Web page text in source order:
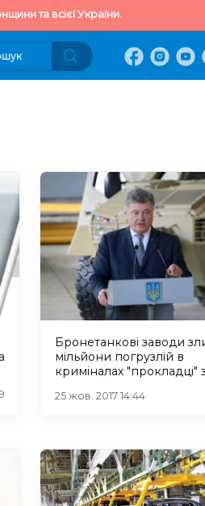
та всієї України.
Бронетанкові заводи
мільйони погрузлій в
криміналах "прокладці" з
25 жов. 2017 14:44